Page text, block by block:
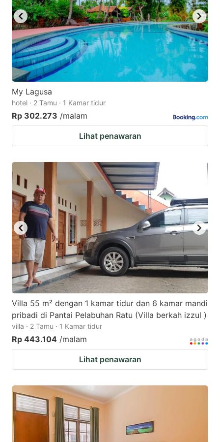
My Lagusa
hotel · 2 Tamu · 1 Kamar tidur
Rp 302.273 /malam
Lihat penawaran
Villa 55 m² dengan 1 kamar tidur dan 6 kamar mandi
pribadi di Pantai Pelabuhan Ratu (Villa berkah izzul )
villa · 2 Tamu · 1 Kamar tidur
Rp 443.104 /malam
Lihat penawaran